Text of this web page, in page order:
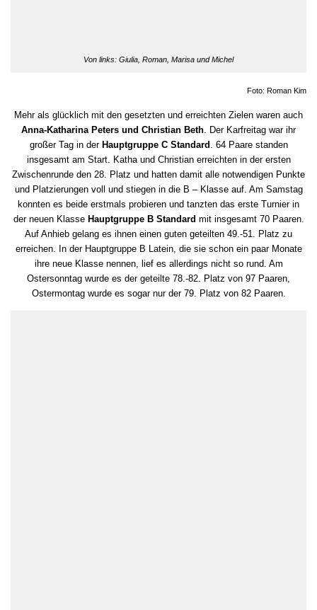
Von links: Giulia, Roman, Marisa und Michel
Foto: Roman Kim
Mehr als glücklich mit den gesetzten und erreichten Zielen waren auch
Anna-Katharina Peters und Christian Beth. Der Karfreitag war ihr
großer Tag in der Hauptgruppe C Standard . 64 Paare standen
insgesamt am Start. Katha und Christian erreichten in der ersten
Zwischenrunde den 28. Platz und hatten damit alle notwendigen Punkte
und Platzierungen voll und stiegen in die B – Klasse auf. Am Samstag
konnten es beide erstmals probieren und tanzten das erste Turnier in
der neuen Klasse Hauptgruppe B Standard mit insgesamt 70 Paaren.
Auf Anhieb gelang es ihnen einen guten geteilten 49.-51. Platz zu
erreichen. In der Hauptgruppe B Latein, die sie schon ein paar Monate
ihre neue Klasse nennen, lief es allerdings nicht so rund. Am
Ostersonntag wurde es der geteilte 78.-82. Platz von 97 Paaren,
Ostermontag wurde es sogar nur der 79. Platz von 82 Paaren.